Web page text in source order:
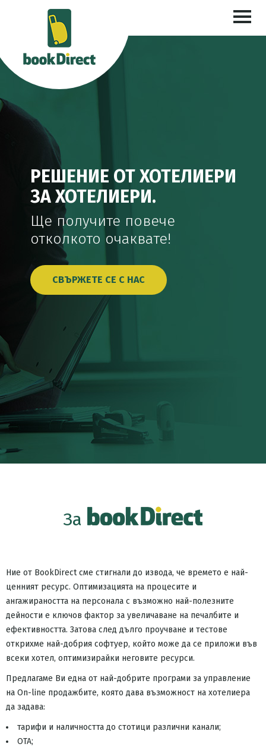
РЕШЕНИЕ ОТ ХОТЕЛИЕРИ
ЗА ХОТЕЛИЕРИ.
Ще получите повече
отколкото очаквате!
СВЪРЖЕТЕ СЕ С НАС
За
Ние от BookDirect сме стигнали до извода, че времето е най-
ценният ресурс. Оптимизацията на процесите и
ангажираността на персонала с възможно най-полезните
дейности е ключов фактор за увеличаване на печалбите и
ефективността. Затова след дълго проучване и тестове
открихме най-добрия софтуер, който може да се приложи във
всеки хотел, оптимизирайки неговите ресурси.
Предлагаме Ви една от най-добрите програми за управление
на On-line продажбите, която дава възможност на хотелиера
да задава:
тарифи и наличността до стотици различни канали;
ОТА;